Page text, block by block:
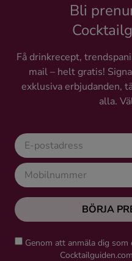
Bli
Få drinkrecept,
mail – helt gratis!
exklusiva erbjudanden,
alla.
BÖRJA
Genom att anmäla dig